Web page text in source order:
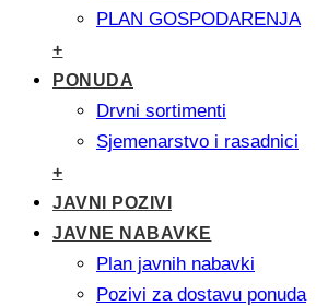
PLAN GOSPODARENJA
+
PONUDA
Drvni sortimenti
Sjemenarstvo i rasadnici
+
JAVNI POZIVI
JAVNE NABAVKE
Plan javnih nabavki
Pozivi za dostavu ponuda